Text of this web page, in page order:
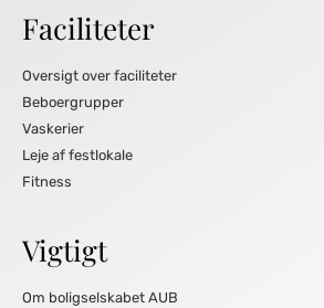
Faciliteter
Oversigt over faciliteter
Beboergrupper
Vaskerier
Leje af festlokale
Fitness
Vigtigt
Om boligselskabet AUB